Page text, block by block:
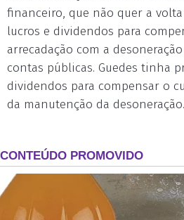
financeiro, que não quer a
lucros e dividendos para
arrecadação com a
contas públicas. Guedes tinha
dividendos para compensar o
da manutenção da desoneração.